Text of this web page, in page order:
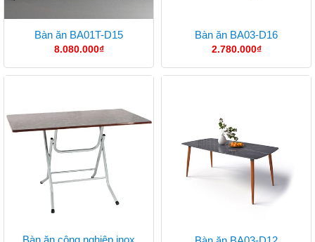
Bàn ăn BA01T-D15
8.080.000₫
Bàn ăn BA03-D16
2.780.000₫